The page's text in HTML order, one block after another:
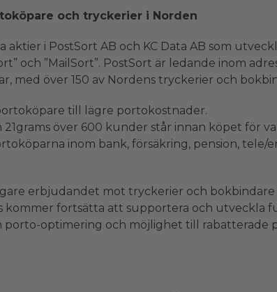
och tryckerier i Norden
aktier i PostSort AB och KC Data AB som
och ”MailSort”. PostSort är ledande inom
med över 150 av Nordens tryckerier och
till lägre portokostnader.
över 600 kunder står innan köpet för
inom bank, försäkring, pension, tele/
erbjudandet mot tryckerier och
kommer fortsätta att supportera och utveckla
porto-optimering och möjlighet till rabatterade